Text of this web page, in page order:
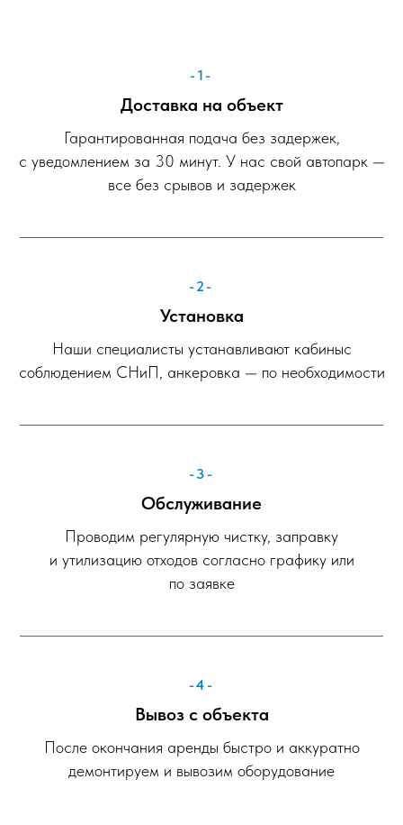
-1-
Доставка на объект
Гарантированная подача без задержек,
с уведомлением за 30 минут. У нас свой автопарк —
все без срывов и задержек
-2-
Установка
Наши специалисты устанавливают кабиныс
соблюдением СНиП, анкеровка — по необходимости
-3-
Обслуживание
Проводим регулярную чистку, заправку
и утилизацию отходов согласно графику или
по заявке
-4-
Вывоз с объекта
После окончания аренды быстро и аккуратно
демонтируем и вывозим оборудование